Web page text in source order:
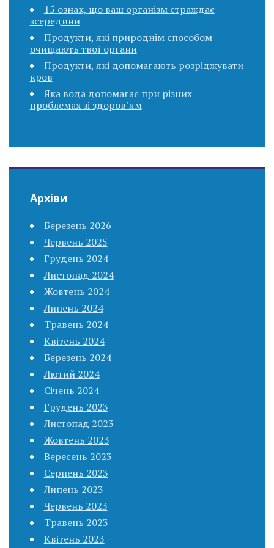
15 ознак, що ваш організм страждає
зсередини
Продукти, які природнім способом
очищають твої органи
Продукти, які допомагають розріджувати
кров
Яка вода допомагає при різних
проблемах зі здоров’ям
Архіви
Березень 2026
Червень 2025
Грудень 2024
Листопад 2024
Жовтень 2024
Липень 2024
Травень 2024
Квітень 2024
Березень 2024
Лютий 2024
Січень 2024
Грудень 2023
Листопад 2023
Жовтень 2023
Вересень 2023
Серпень 2023
Липень 2023
Червень 2023
Травень 2023
Квітень 2023